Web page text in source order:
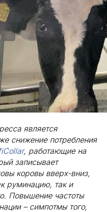
является
снижение потребления
, работающие на
записывает
коровы вверх-вниз,
руминацию, так и
Повышение частоты
– симпотмы того,